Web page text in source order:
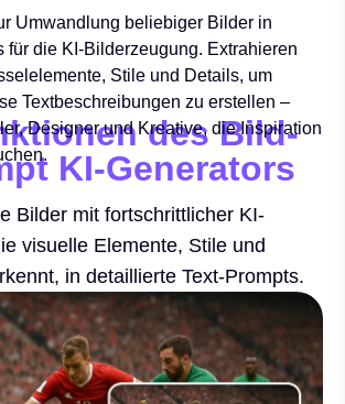
Umwandlung beliebiger Bilder in
für die KI-Bilderzeugung. Extrahieren
Stile und Details, um
Textbeschreibungen zu erstellen –
Designer und Kreative, die Inspiration
des Bild-
KI-Generators
Bilder mit fortschrittlicher KI-
visuelle Elemente, Stile und
in detaillierte Text-Prompts.